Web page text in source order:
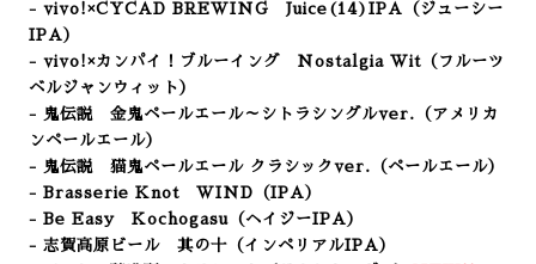
- vivo!×CYCAD BREWING Juice(14)IPA （ジューシー
IPA）
- vivo!×カンパイ！ブルーイング Nostalgia Wit（フルーツ
ベルジャンウィット）
- 鬼伝説 金鬼ペールエール～シトラシングルver.（アメリカ
ンペールエール）
- 鬼伝説 猫鬼ペールエール クラシックver.（ペールエール）
- Brasserie Knot WIND （IPA）
- Be Easy Kochogasu（ヘイジーIPA）
- 志賀高原ビール 其の十（インペリアルIPA）